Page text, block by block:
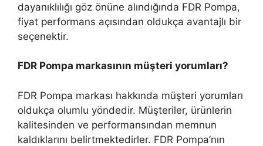
dayanıklılığı göz önüne alındığında FDR Pompa,
fiyat performans açısından oldukça avantajlı bir
seçenektir.
FDR Pompa markasının müşteri yorumları?
FDR Pompa markası hakkında müşteri yorumları
oldukça olumlu yöndedir. Müşteriler, ürünlerin
kalitesinden ve performansından memnun
kaldıklarını belirtmektedirler. FDR Pompa’nın